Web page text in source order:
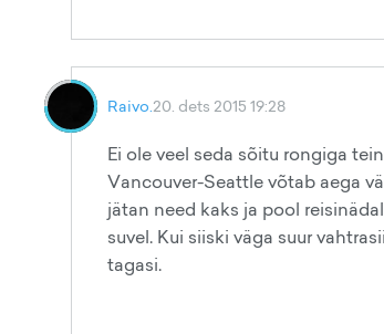
Raivo.20. dets 2015 19:28
Ei ole veel seda sõitu rongiga
Vancouver-Seattle võtab aega
jätan need kaks ja pool
suvel. Kui siiski väga suur
tagasi.